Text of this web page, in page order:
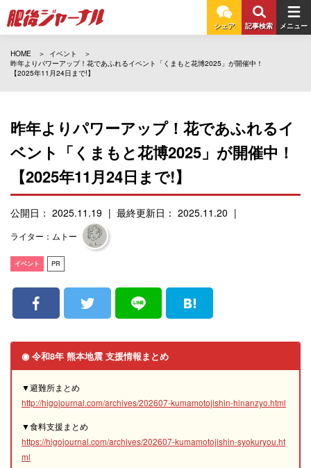
シェア 記事検索 メニュー
HOME
イベント
昨年よりパワーアップ！花であふれるイベント「くまもと花博2025」が開催中！
【2025年11月24日まで!】
昨年よりパワーアップ！花であふれるイ
ベント「くまもと花博2025」が開催中！
【2025年11月24日まで!】
公開日： 2025.11.19 最終更新日： 2025.11.20
ライター：ムトー
イベント PR
◉ 令和8年 熊本地震 支援情報まとめ
▼避難所まとめ
http://higojournal.com/archives/202607-kumamotojishin-hinanzyo.html
▼食料支援まとめ
https://higojournal.com/archives/202607-kumamotojishin-syokuryou.ht
ml